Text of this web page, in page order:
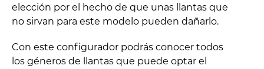
elección por el hecho de que unas llantas que
no sirvan para este modelo pueden dañarlo.
Con este configurador podrás conocer todos
los géneros de llantas que puede optar el